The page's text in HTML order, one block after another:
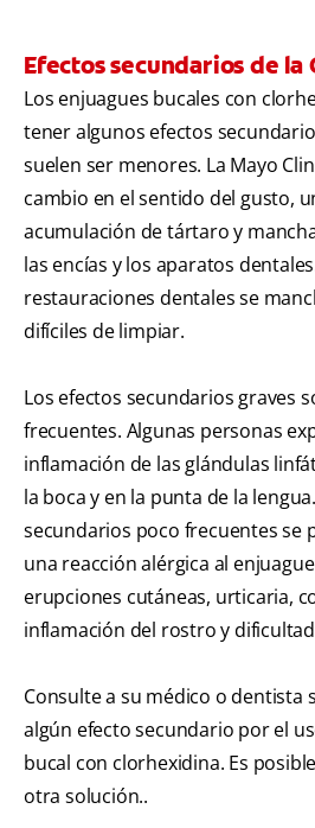
Efectos secundarios de
Los enjuagues bucales con
tener algunos efectos
suelen ser menores. La Mayo
cambio en el sentido del gusto,
acumulación de tártaro y
las encías y los aparatos
restauraciones dentales se
difíciles de limpiar.
Los efectos secundarios graves
frecuentes. Algunas personas
inflamación de las glándulas
la boca y en la punta de la
secundarios poco frecuentes se
una reacción alérgica al
erupciones cutáneas, urticaria,
inflamación del rostro y
Consulte a su médico o dentista
algún efecto secundario por el
bucal con clorhexidina. Es
otra solución..